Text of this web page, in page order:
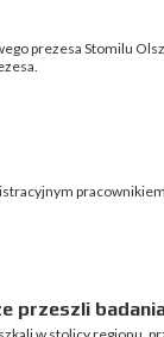
prezesa Stomilu
przeszli